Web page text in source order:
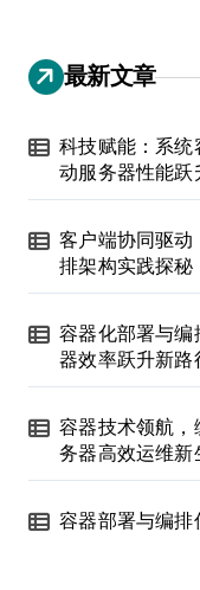
最新文章
科技赋能：系
动服务器性能跃
客户端协同驱动
排架构实践探秘
容器化部署与编
器效率跃升新路
容器技术领航，
务器高效运维新
容器部署与编排